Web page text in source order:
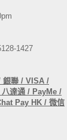
1427
銀聯 / VISA /
達通 / PayMe /
Pay HK / 微信